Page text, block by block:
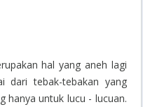
hal yang aneh lagi
dari tebak-tebakan yang
hanya untuk lucu - lucuan.